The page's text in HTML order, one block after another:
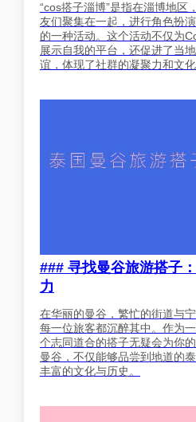
“cos搭子淄博”是指在淄博地区
友们聚集在一起，进行角色扮
的一种活动。这个活动不仅为
展示自我的平台，还促进了当
谊，体现了社群的凝聚力和文化
### 寻找曼谷旅游搭子
力
在华丽的曼谷，繁忙的街道与
每一位旅客都沉醉其中。作为
个志同道合的搭子无疑会为你
曼谷，不仅能够品尝到地道的
丰富的文化与历史。